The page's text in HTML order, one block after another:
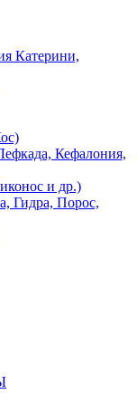
Катерини,
Кефалония,
и др.)
Порос,